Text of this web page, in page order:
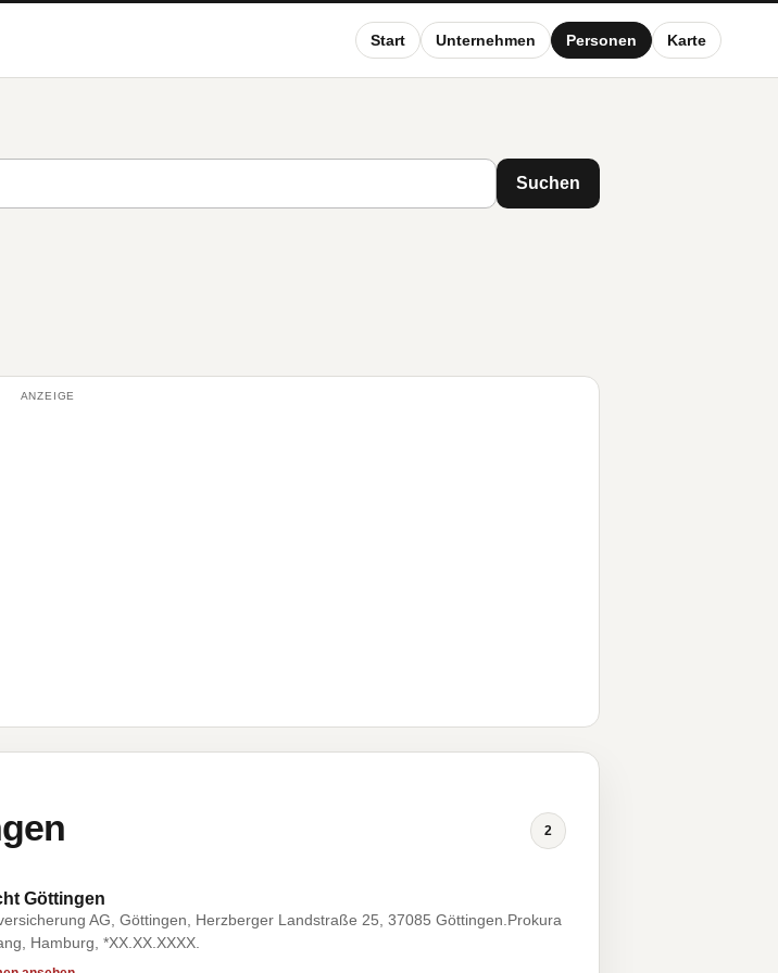
Start Unternehmen Personen Karte
Suchen
ANZEIGE
2
Göttingen
AG, Göttingen, Herzberger Landstraße 25, 37085 Göttingen.Prokura
Hamburg, *XX.XX.XXXX.